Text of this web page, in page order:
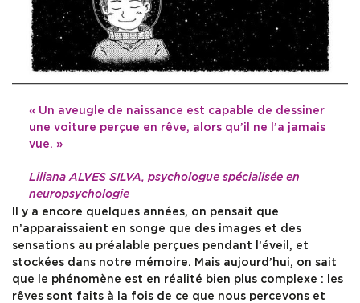
« Un aveugle de naissance est capable de dessiner
une voiture perçue en rêve, alors qu’il ne l’a jamais
vue. »
Liliana ALVES SILVA, psychologue spécialisée en
neuropsychologie
Il y a encore quelques années, on pensait que
n’apparaissaient en songe que des images et des
sensations au préalable perçues pendant l’éveil, et
stockées dans notre mémoire. Mais aujourd’hui, on sait
que le phénomène est en réalité bien plus complexe : les
rêves sont faits à la fois de ce que nous percevons et